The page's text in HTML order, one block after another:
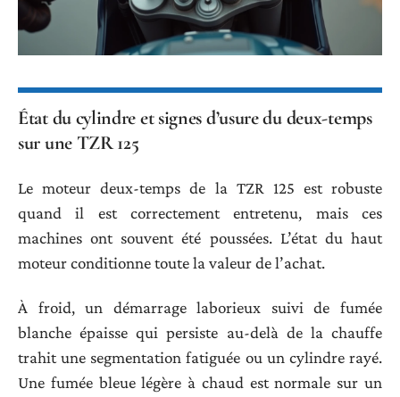
État du cylindre et signes d’usure du deux-temps
sur une TZR 125
Le moteur deux-temps de la TZR 125 est robuste
quand il est correctement entretenu, mais ces
machines ont souvent été poussées. L’état du haut
moteur conditionne toute la valeur de l’achat.
À froid, un démarrage laborieux suivi de fumée
blanche épaisse qui persiste au-delà de la chauffe
trahit une segmentation fatiguée ou un cylindre rayé.
Une fumée bleue légère à chaud est normale sur un